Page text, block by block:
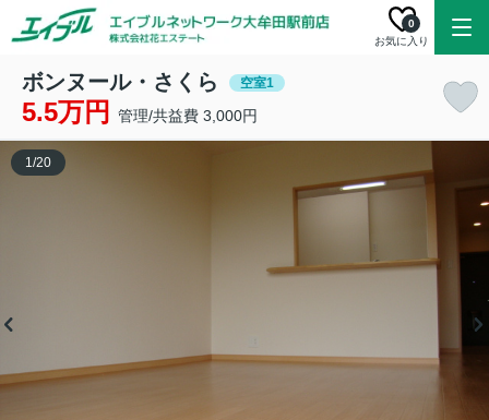
お気に入り
0
ボンヌール・さくら 空室1
5.5万円 管理/共益費 3,000円
1/20